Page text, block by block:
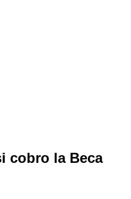
cobro la Beca